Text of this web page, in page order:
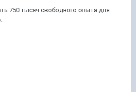
750 тысяч свободного опыта для